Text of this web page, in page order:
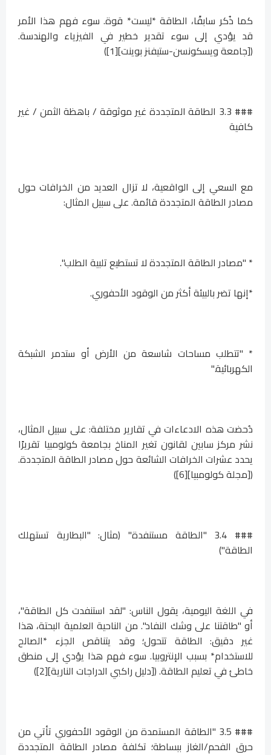
كما ذُكر سابقًا، الطاقة *ليست* قوة. سوء فهم هذا الأمر
قد يؤدي إلى سوء تقدير خطير في الفيزياء والهندسة.
([جامعة ويسكونسن-ستيفنز بوينت][1])
### 3.3 الطاقة المتجددة غير موثوقة / باهظة الثمن / غير
كافية
مع السعي إلى الواقعية، لا تزال العديد من الخرافات حول
مصادر الطاقة المتجددة قائمة. على سبيل المثال:
* "مصادر الطاقة المتجددة لا تستطيع تلبية الطلب".
*إنها تضر بالبيئة أكثر من الوقود الأحفوري.
* "تتطلب مساحات شاسعة من الأرض أو ستدمر الشبكة
الكهربائية."
دُحضت هذه الادعاءات في تقارير مختلفة: على سبيل المثال،
نشر مركز سابين لقانون تغير المناخ بجامعة كولومبيا تقريرًا
يحدد عشرات الخرافات الشائعة حول مصادر الطاقة المتجددة.
([مجلة كولومبيا][6])
### 3.4 "الطاقة مستنفدة" (مثال: "البطارية تستهلك
الطاقة")
في اللغة اليومية، يقول الناس: "لقد استنفدت كل الطاقة"،
أو "طاقتنا على وشك النفاد". من الناحية العلمية البحتة، هذا
غير دقيق: الطاقة تتحول؛ وقد يتناقص الجزء *الصالح
للاستخدام* بسبب الإنتروبيا. سوء فهم هذا يؤدي إلى منطق
خاطئ في تعليم الطاقة. ([دليل راكبي الدراجات النارية][2])
### 3.5 "الطاقة المستمدة من الوقود الأحفوري تأتي من
حرق الفحم/الغاز ببساطة؛ تكلفة مصادر الطاقة المتجددة